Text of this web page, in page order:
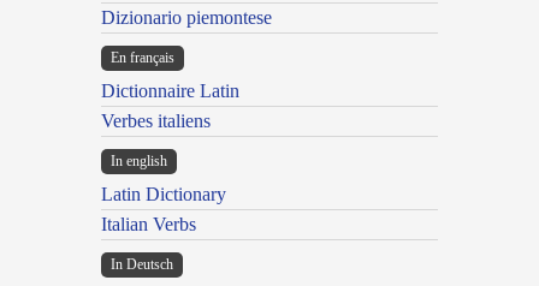
Dizionario piemontese
En français
Dictionnaire Latin
Verbes italiens
In english
Latin Dictionary
Italian Verbs
In Deutsch